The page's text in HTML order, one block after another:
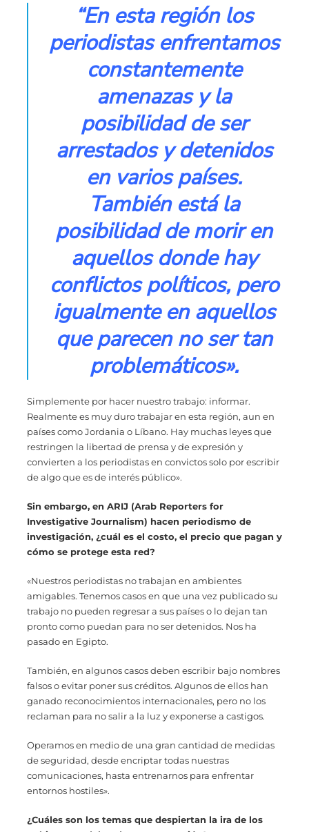
“En esta región los
periodistas enfrentamos
constantemente
amenazas y la
posibilidad de ser
arrestados y detenidos
en varios países.
También está la
posibilidad de morir en
aquellos donde hay
conflictos políticos, pero
igualmente en aquellos
que parecen no ser tan
problemáticos».
Simplemente por hacer nuestro trabajo: informar.
Realmente es muy duro trabajar en esta región, aun en
países como Jordania o Líbano. Hay muchas leyes que
restringen la libertad de prensa y de expresión y
convierten a los periodistas en convictos solo por escribir
de algo que es de interés público».
Sin embargo, en ARIJ (Arab Reporters for
Investigative Journalism) hacen periodismo de
investigación, ¿cuál es el costo, el precio que pagan y
cómo se protege esta red?
«Nuestros periodistas no trabajan en ambientes
amigables. Tenemos casos en que una vez publicado su
trabajo no pueden regresar a sus países o lo dejan tan
pronto como puedan para no ser detenidos. Nos ha
pasado en Egipto.
También, en algunos casos deben escribir bajo nombres
falsos o evitar poner sus créditos. Algunos de ellos han
ganado reconocimientos internacionales, pero no los
reclaman para no salir a la luz y exponerse a castigos.
Operamos en medio de una gran cantidad de medidas
de seguridad, desde encriptar todas nuestras
comunicaciones, hasta entrenarnos para enfrentar
entornos hostiles».
¿Cuáles son los temas que despiertan la ira de los